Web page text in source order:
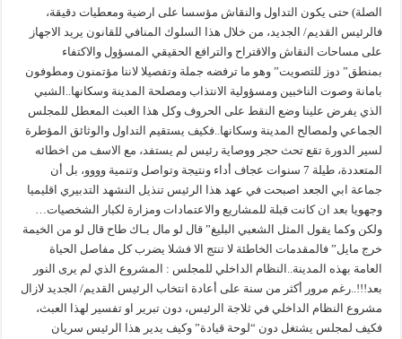
الصلة) حتى يكون التداول والنقاش مؤسسا على ارضية ومعطيات دقيقة،
فالرئيس القديم/ الجديد، من خلال هذا السلوك المنافي للقانون يريد الاجهاز
على مساحات النقاش والاقتراح والترافع الحقيقي المسؤول والاكتفاء
بمنطق” دوز للتصويت” وهو ما ترفضه جملة وتفصيلا لاننا مؤتمنون ومطوفون
بامانة وصوت الناخبين ومسؤولية الانتذاب ومصلحة المدينة وسكانها..الشبي
الذي يفرض علينا وضع النقط على الحروف وكل هذا العبث المعطل للمجلس
الجماعي ولمصالح المدينة وسكانها..فكيف يستقيم التداول والوثائق المؤطرة
لسير الدورة تقع تحث حجر ووصاية رئيس لم يستفد، مع الاسف من اخطائه
المتعددة، طيلة 7 سنوات عجاف أداء ونتيجة وتواصل وتنمية وووو، بل أن
جماعة ابي الجعد اصبحت في عهد هذا الرئيس تنذيل النشهد التدبيري اقليميا
وجهويا بعد ان كانت قبلة للمشاريع والاعتمادات ومزارة لكبار الشخصيات…
ولكن وكما يقول المثل الشعبي البليغ” قال لو مال بـاك طاح قال لو من الخيمة
خرج مايل” فالمقدمات الخاطئة لا تنتج الا فشلا يضرب كل مفاصل الحياة
العامة بهذه المدينة..النظام الداخلي للمجلس : المشروع الذي لم يرى النور
بعد!!!..رغم مرور أكثر من سنة على أعادة انتخاب الرئيس القديم/ الجديد لازال
مشروع النظام الداخلي في ثلاجة الرئيس، دون تبرير او تفسير لهذا العبث،
فكيف لمجلس يشتغل دون “لوحة قيادة” وكيف يدير هذا الرئيس سريان